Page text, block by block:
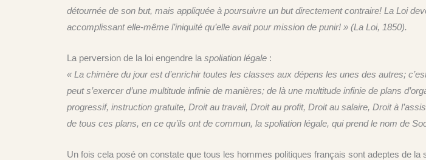
détournée de son but, mais appliquée à poursuivre un but directement contraire! La Loi
accomplissant elle-même l’iniquité qu’elle avait pour mission de punir! » (La Loi, 1850).
La perversion de la loi engendre la spoliation légale:
« La chimère du jour est d’enrichir toutes les classes aux dépens les unes des autres;
peut s’exercer d’une multitude infinie de manières; de là une multitude infinie de plans
progressif, instruction gratuite, Droit au travail, Droit au profit, Droit au salaire, Droit à
de tous ces plans, en ce qu’ils ont de commun, la spoliation légale, qui prend le nom de
Un fois cela posé on constate que tous les hommes politiques français sont adeptes de